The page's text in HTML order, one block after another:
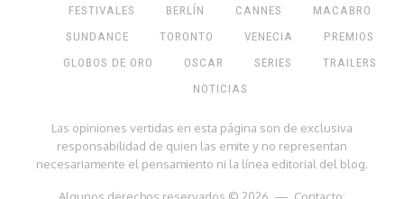
FESTIVALES
BERLÍN CANNES
MACABRO
SUNDANCE
TORONTO VENECIA
PREMIOS
GLOBOS DE ORO
OSCAR SERIES
TRAILERS
NOTICIAS
Las opiniones vertidas en esta página son de exclusiva
responsabilidad de quien las emite y no representan
necesariamente el pensamiento ni la línea editorial del blog.